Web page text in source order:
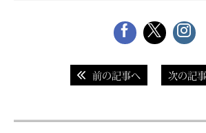
前の記事へ 次の記